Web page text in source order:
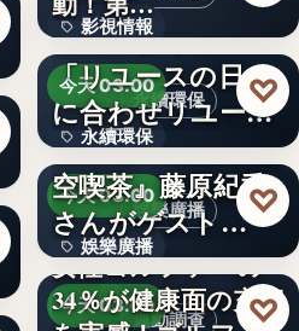
影視情報
40
永續環保
今天 03:00
永續環保
文字
エコスタイル、
「リユースの日」
に合わせリユース
文化の普及…
♡
娛樂廣播
今天 03:00
娛樂廣播
文字
interfm『Runeの星
空喫茶』藤原紀香
さんがゲスト…
♡
運動調查
今天 03:00
女性ゴルファーの
34％が健康面の充実
♡